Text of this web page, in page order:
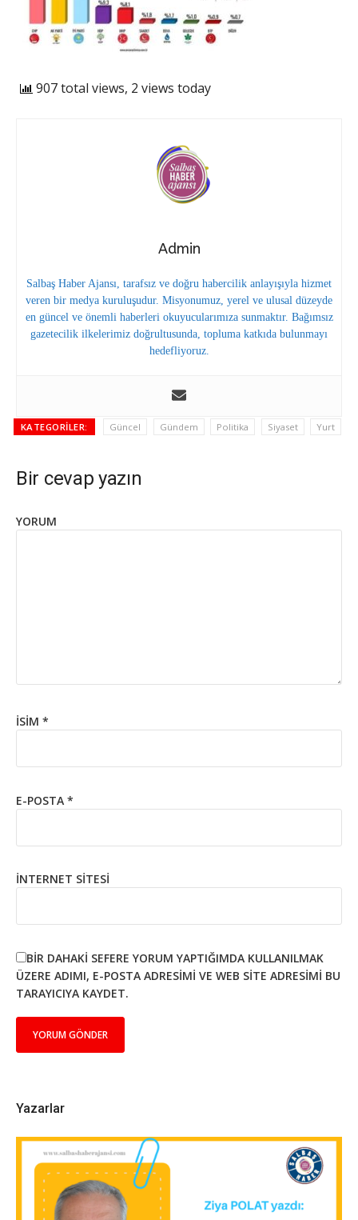
907 total views, 2 views today
Admin
Salbaş Haber Ajansı, tarafsız ve doğru habercilik anlayışıyla hizmet
veren bir medya kuruluşudur. Misyonumuz, yerel ve ulusal düzeyde
en güncel ve önemli haberleri okuyucularımıza sunmaktır. Bağımsız
gazetecilik ilkelerimiz doğrultusunda, topluma katkıda bulunmayı
hedefliyoruz.
KATEGORILER: Güncel Gündem Politika Siyaset Yurt
Bir cevap yazın
YORUM
İSIM *
E-POSTA *
İNTERNET SITESI
BIR DAHAKI SEFERE YORUM YAPTIĞIMDA KULLANILMAK
ÜZERE ADIMI, E-POSTA ADRESIMI VE WEB SITE ADRESIMI BU
TARAYICIYA KAYDET.
Yazarlar